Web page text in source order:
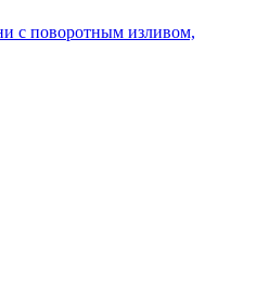
с поворотным изливом,